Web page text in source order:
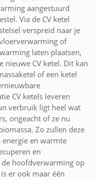
aangestuurd
Via de CV ketel
verspreid naar je
of
laten plaatsen,
nieuwe CV ketel. Dit kan
of een ketel
CV ketels leveren
verbruik ligt heel wat
ongeacht of ze nu
Zo zullen deze
en warmte
en
hoofdverwarming op
er ook maar één